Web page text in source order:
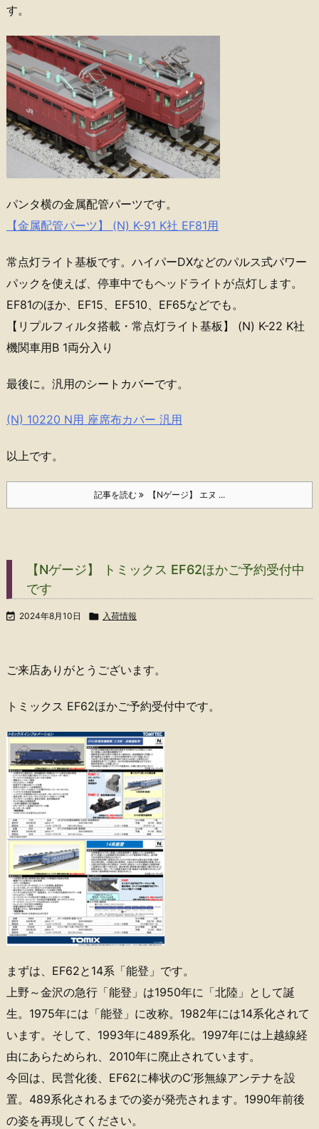
す。
パンタ横の金属配管パーツです。
【金属配管パーツ】 (N) K-91 K社 EF81用
常点灯ライト基板です。ハイパーDXなどのパルス式パワー
パックを使えば、停車中でもヘッドライトが点灯します。
EF81のほか、EF15、EF510、EF65などでも。
【リプルフィルタ搭載・常点灯ライト基板】 (N) K-22 K社
機関車用B 1両分入り
最後に。汎用のシートカバーです。
(N) 10220 N用 座席布カバー 汎用
以上です。
記事を読む 【Nゲージ】 エヌ ...
【Nゲージ】 トミックス EF62ほかご予約受付中
です
 2024年8月10日  入荷情報
ご来店ありがとうございます。
トミックス EF62ほかご予約受付中です。
まずは、EF62と14系「能登」です。
上野～金沢の急行「能登」は1950年に「北陸」として誕
生。1975年には「能登」に改称。1982年には14系化されて
います。そして、1993年に489系化。1997年には上越線経
由にあらためられ、2010年に廃止されています。
今回は、民営化後、EF62に棒状のC’形無線アンテナを設
置。489系化されるまでの姿が発売されます。1990年前後
の姿を再現してください。